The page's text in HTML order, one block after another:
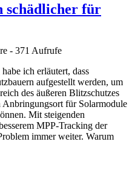
schädlicher für
- 371 Aufrufe
ich erläutert, dass
aufgestellt werden, um
des äußeren Blitzschutzes
Anbringungsort für Solarmodule
Mit steigenden
MPP-Tracking der
immer weiter. Warum